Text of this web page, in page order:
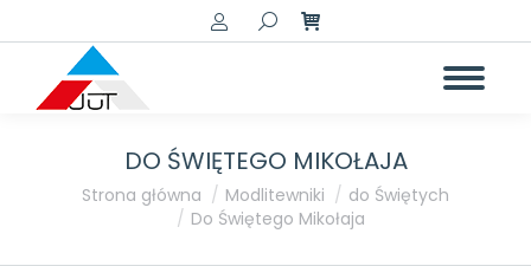
Szukaj:
DO ŚWIĘTEGO MIKOŁAJA
Jesteś tutaj:
Strona główna Modlitewniki
do Świętych
Do Świętego Mikołaja